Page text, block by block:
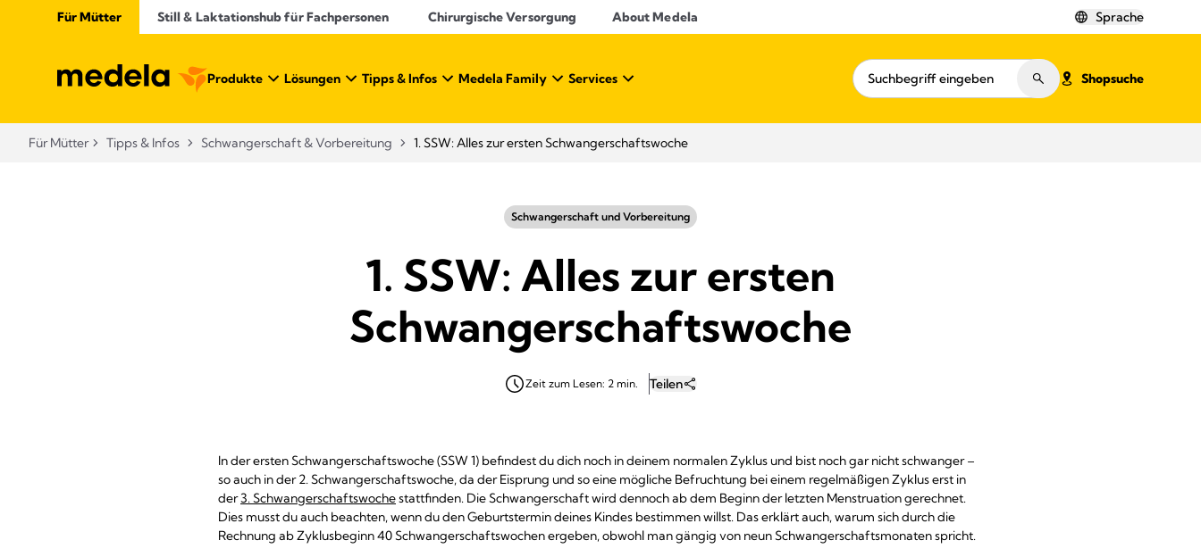
Für Mütter Still & Laktationshub für Fachpersonen Chirurgische Versorgung About Medela Sprache
Produkte Lösungen Tipps & Infos Medela Family Services Shopsuche
Für Mütter Tipps & Infos Schwangerschaft & Vorbereitung 1. SSW: Alles zur ersten Schwangerschaftswoche
Schwangerschaft und Vorbereitung
1. SSW: Alles zur ersten
Schwangerschaftswoche
Zeit zum Lesen: 2 min. Teilen
In der ersten Schwangerschaftswoche (SSW 1) befindest du dich noch in deinem normalen Zyklus und bist noch gar nicht schwanger –
so auch in der 2. Schwangerschaftswoche, da der Eisprung und so eine mögliche Befruchtung bei einem regelmäßigen Zyklus erst in
der3. Schwangerschaftswochestattfinden. Die Schwangerschaft wird dennoch ab dem Beginn der letzten Menstruation gerechnet.
Dies musst du auch beachten, wenn du den Geburtstermin deines Kindes bestimmen willst. Das erklärt auch, warum sich durch die
Rechnung ab Zyklusbeginn 40 Schwangerschaftswochen ergeben, obwohl man gängig von neun Schwangerschaftsmonaten spricht.